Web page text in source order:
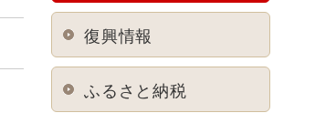
復興情報
ふるさと納税